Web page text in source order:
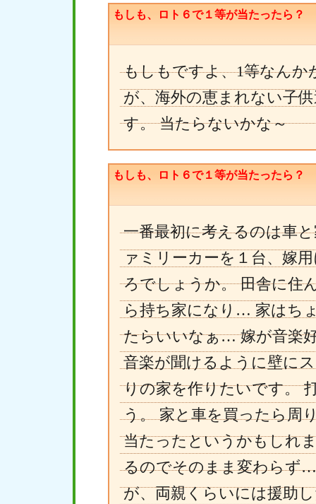
もしも、ロト６で１等が当たったら？
もしもですよ、1等なんか
が、海外の恵まれない子
す。 当たらないかな～
もしも、ロト６で１等が当たったら？
一番最初に考えるのは車
ァミリーカーを１台、嫁
ろでしょうか。 田舎に住
ら持ち家になり… 家はち
たらいいなぁ… 嫁が音楽
音楽が聞けるように壁に
りの家を作りたいです。
う。 家と車を買ったら周
当たったというかもしれ
るのでそのまま変わらず
が、両親くらいには援助